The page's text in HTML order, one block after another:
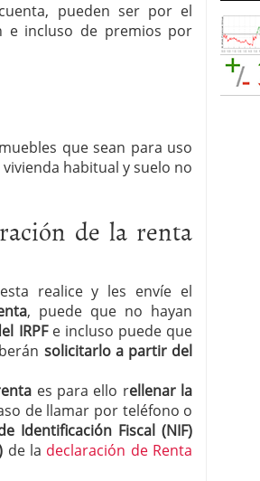
pueden ser por el
e incluso de premios por
que sean para uso
habitual y suelo no
de la renta
realice y les envíe el
, puede que no hayan
IRPF e incluso puede que
solicitarlo a partir del
es para ello rellenar la
de llamar por teléfono o
Identificación Fiscal (NIF)
de la declaración de Renta